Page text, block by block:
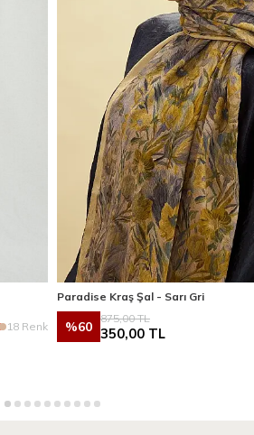
18 Renk
Paradise Kraş Şal - Sarı Gri
%60
875,00TL
350,00 TL